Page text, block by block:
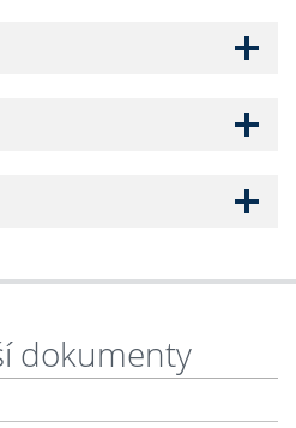
dokumenty